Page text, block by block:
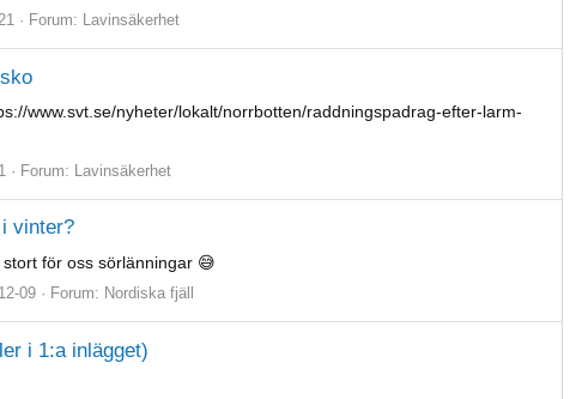
Forum: Lavinsäkerhet
www.svt.se/nyheter/lokalt/norrbotten/raddningspadrag-efter-larm-
Forum: Lavinsäkerhet
vinter?
för oss sörlänningar 😅
09 Forum: Nordiska fjäll
i 1:a inlägget)